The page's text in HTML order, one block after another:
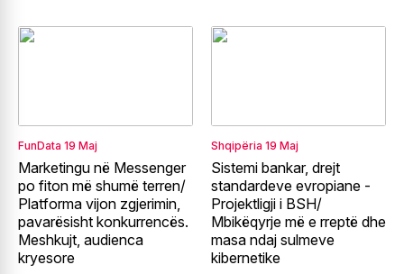
FunData 19 Maj
Marketingu në Messenger
po fiton më shumë terren/
Platforma vijon zgjerimin,
pavarësisht konkurrencës.
Meshkujt, audienca
kryesore
Shqipëria 19 Maj
Sistemi bankar, drejt
standardeve evropiane -
Projektligji i BSH/
Mbikëqyrje më e rreptë dhe
masa ndaj sulmeve
kibernetike